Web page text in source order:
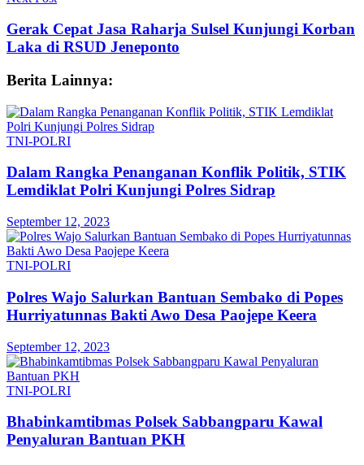
Gerak Cepat Jasa Raharja Sulsel Kunjungi Korban
Laka di RSUD Jeneponto
Berita Lainnya:
TNI-POLRI
Dalam Rangka Penanganan Konflik Politik, STIK
Lemdiklat Polri Kunjungi Polres Sidrap
September 12, 2023
TNI-POLRI
Polres Wajo Salurkan Bantuan Sembako di Popes
Hurriyatunnas Bakti Awo Desa Paojepe Keera
September 12, 2023
TNI-POLRI
Bhabinkamtibmas Polsek Sabbangparu Kawal
Penyaluran Bantuan PKH